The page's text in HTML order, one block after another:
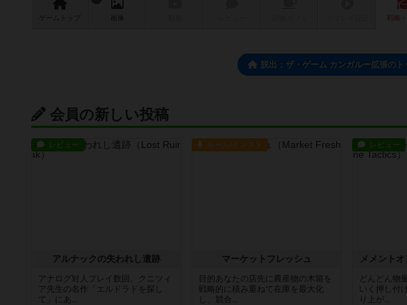
ゲーム 画像 戦略
脱出：ザ・ゲーム カンガルー拡張のト
会員の新しい投稿
レビュー
アルナックの失われし遺跡
アナログ対人プレイ数回。クニツィ
ア先生の名作「エルドラドを探し
て」にあ...
ルール/インスト
マーケットフレッシュ
目的あなたの店先に農産物の木箱を
戦略的に積み重ねて在庫を最大化
し、競合...
レビュー
メメント
どんどん物
いく押し付
り上が...